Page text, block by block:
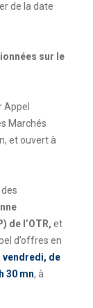
de la date
sur le
Appel
Marchés
et ouvert à
de l’OTR, et
d’offres en
vendredi, de
30 mn, à